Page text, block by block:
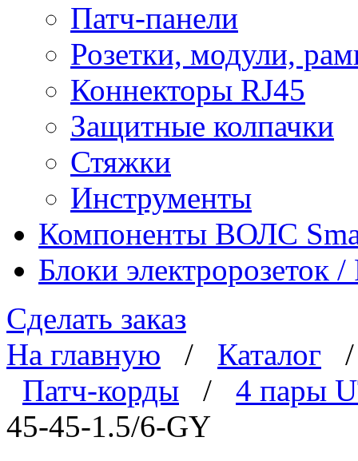
Патч-панели
Розетки, модули,
Коннекторы RJ45
Защитные колпачки
Стяжки
Инструменты
Компоненты ВОЛС
Блоки электророзеток
Сделать заказ
На главную / Каталог
Патч-корды / 4 пары
45-45-1.5/6-GY